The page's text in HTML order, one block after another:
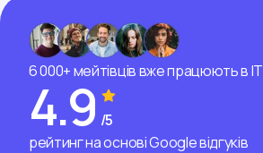
6 000+ мейтівців вже працюють в ІТ
4.9 /5
рейтинг на основі Google відгуків